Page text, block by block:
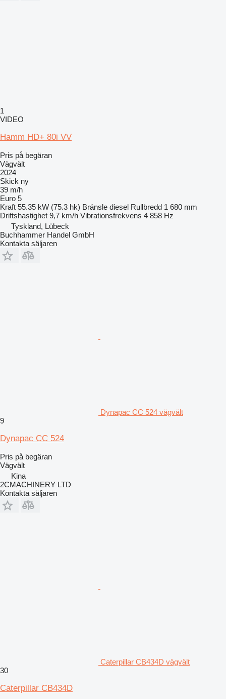
1
VIDEO
Hamm HD+ 80i VV
Pris på begäran
Vägvält
2024
Skick ny
39 m/h
Euro 5
Kraft 55.35 kW (75.3 hk) Bränsle diesel Rullbredd 1 680 mm
Driftshastighet 9,7 km/h Vibrationsfrekvens 4 858 Hz
Tyskland, Lübeck
Buchhammer Handel GmbH
Kontakta säljaren
Dynapac CC 524 vägvält
9
Dynapac CC 524
Pris på begäran
Vägvält
Kina
2CMACHINERY LTD
Kontakta säljaren
Caterpillar CB434D vägvält
30
Caterpillar CB434D